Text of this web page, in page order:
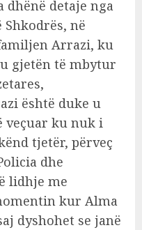
dhënë detaje nga
në
Arrazi, ku
gjetën të mbytur
është duke u
veçuar ku nuk i
tjetër, përveç
dhe
lidhje me
kur Alma
dyshohet se janë